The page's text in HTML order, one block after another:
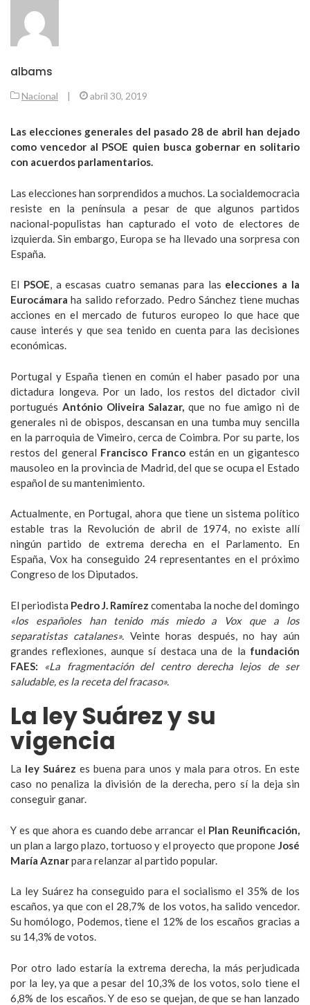
albams
Nacional | abril 30, 2019
Las elecciones generales del pasado 28 de abril han dejado
como vencedor al PSOE quien busca gobernar en solitario
con acuerdos parlamentarios.
Las elecciones han sorprendidos a muchos. La socialdemocracia
resiste en la península a pesar de que algunos partidos
nacional-populistas han capturado el voto de electores de
izquierda. Sin embargo, Europa se ha llevado una sorpresa con
España.
El PSOE, a escasas cuatro semanas para las elecciones a la
Eurocámara ha salido reforzado. Pedro Sánchez tiene muchas
acciones en el mercado de futuros europeo lo que hace que
cause interés y que sea tenido en cuenta para las decisiones
económicas.
Portugal y España tienen en común el haber pasado por una
dictadura longeva. Por un lado, los restos del dictador civil
portugués António Oliveira Salazar, que no fue amigo ni de
generales ni de obispos, descansan en una tumba muy sencilla
en la parroquia de Vimeiro, cerca de Coimbra. Por su parte, los
restos del general Francisco Francoestán en un gigantesco
mausoleo en la provincia de Madrid, del que se ocupa el Estado
español de su mantenimiento.
Actualmente, en Portugal, ahora que tiene un sistema político
estable tras la Revolución de abril de 1974, no existe allí
ningún partido de extrema derecha en el Parlamento. En
España, Vox ha conseguido 24 representantes en el próximo
Congreso de los Diputados.
El periodista Pedro J. Ramírez comentaba la noche del domingo
«los españoles han tenido más miedo a Vox que a los
separatistas catalanes». Veinte horas después, no hay aún
grandes reflexiones, aunque sí destaca una de la fundación
FAES:
«La fragmentación del centro derecha lejos de ser
saludable, es la receta del fracaso».
La ley Suárez y su
vigencia
La ley Suárez es buena para unos y mala para otros. En este
caso no penaliza la división de la derecha, pero sí la deja sin
conseguir ganar.
Y es que ahora es cuando debe arrancar el Plan Reunificación,
un plan a largo plazo, tortuoso y el proyecto que propone José
María Aznarpara relanzar al partido popular.
La ley Suárez ha conseguido para el socialismo el 35% de los
escaños, ya que con el 28,7% de los votos, ha salido vencedor.
Su homólogo, Podemos, tiene el 12% de los escaños gracias a
su 14,3% de votos.
Por otro lado estaría la extrema derecha, la más perjudicada
por la ley, ya que a pesar del 10,3% de los votos, solo tiene el
6,8% de los escaños. Y de eso se quejan, de que se han lanzado